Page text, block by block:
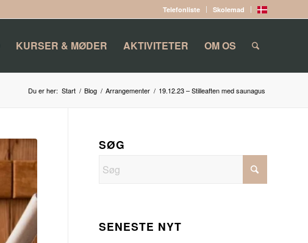
Telefonliste Skolemad
KURSER & MØDER AKTIVITETER OM OS
Du er her: Start / Blog / Arrangementer / 19.12.23 – Stilleaften med saunagus
SØG
SENESTE NYT